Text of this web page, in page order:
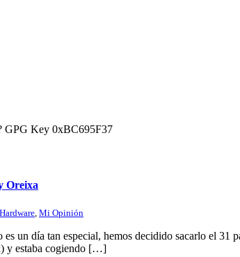
GPG Key 0xBC695F37
Oreixa
Hardware Mi Opinión
un día tan especial, hemos decidido sacarlo el 31
y estaba cogiendo […]